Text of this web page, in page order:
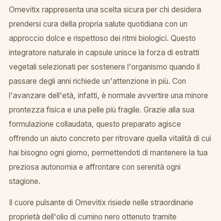
Omevitix rappresenta una scelta sicura per chi desidera
prendersi cura della propria salute quotidiana con un
approccio dolce e rispettoso dei ritmi biologici. Questo
integratore naturale in capsule unisce la forza di estratti
vegetali selezionati per sostenere l'organismo quando il
passare degli anni richiede un'attenzione in più. Con
l'avanzare dell'età, infatti, è normale avvertire una minore
prontezza fisica e una pelle più fragile. Grazie alla sua
formulazione collaudata, questo preparato agisce
offrendo un aiuto concreto per ritrovare quella vitalità di cui
hai bisogno ogni giorno, permettendoti di mantenere la tua
preziosa autonomia e affrontare con serenità ogni
stagione.
Il cuore pulsante di Omevitix risiede nelle straordinarie
proprietà dell'olio di cumino nero ottenuto tramite